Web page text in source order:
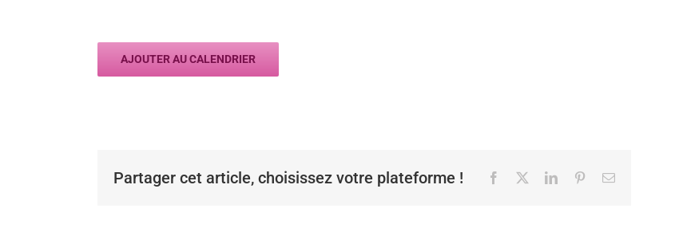
AJOUTER AU CALENDRIER
Partager cet article, choisissez votre plateforme ! Facebook LinkedInPinterestEmail